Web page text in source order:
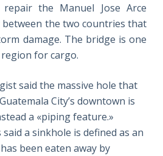
the Manuel Jose Arce
the two countries that
damage. The bridge is one
for cargo.
said the massive hole that
City’s downtown is
a «piping feature.»
a sinkhole is defined as an
been eaten away by